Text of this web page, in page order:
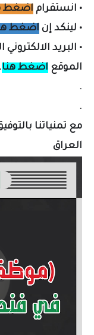
• انستقرام اضغط
• لينكد إن اضغط
• البريد
الموقع اضغط هنا.
.
.
مع تمنياتنا
العراق